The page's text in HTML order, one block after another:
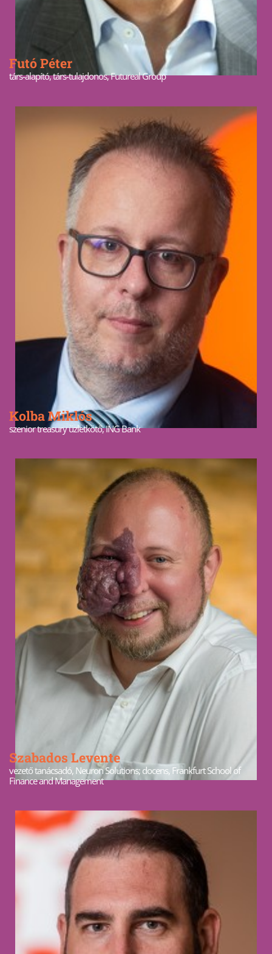
Futó Péter
társ-alapító, társ-tulajdonos, Futureal Group
Kolba Miklós
szenior treasury üzletkötő, ING Bank
Szabados Levente
vezető tanácsadó, Neuron Solutions; docens, Frankfurt School of
Finance and Management